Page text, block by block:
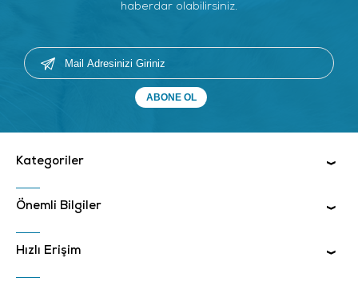
haberdar olabilirsiniz.
Kategoriler
Önemli Bilgiler
Hızlı Erişim